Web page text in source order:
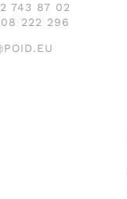
743 87 02
222 296